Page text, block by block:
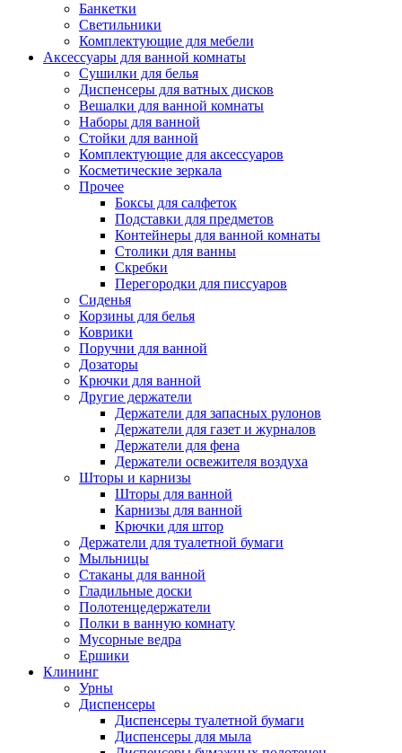
Банкетки
Светильники
Комплектующие для мебели
Аксессуары для ванной комнаты
Сушилки для белья
Диспенсеры для ватных дисков
Вешалки для ванной комнаты
Наборы для ванной
Стойки для ванной
Комплектующие для аксессуаров
Косметические зеркала
Прочее
Боксы для салфеток
Подставки для предметов
Контейнеры для ванной комнаты
Столики для ванны
Скребки
Перегородки для писсуаров
Сиденья
Корзины для белья
Коврики
Поручни для ванной
Дозаторы
Крючки для ванной
Другие держатели
Держатели для запасных рулонов
Держатели для газет и журналов
Держатели для фена
Держатели освежителя воздуха
Шторы и карнизы
Шторы для ванной
Карнизы для ванной
Крючки для штор
Держатели для туалетной бумаги
Мыльницы
Стаканы для ванной
Гладильные доски
Полотенцедержатели
Полки в ванную комнату
Мусорные ведра
Ершики
Клининг
Урны
Диспенсеры
Диспенсеры туалетной бумаги
Диспенсеры для мыла